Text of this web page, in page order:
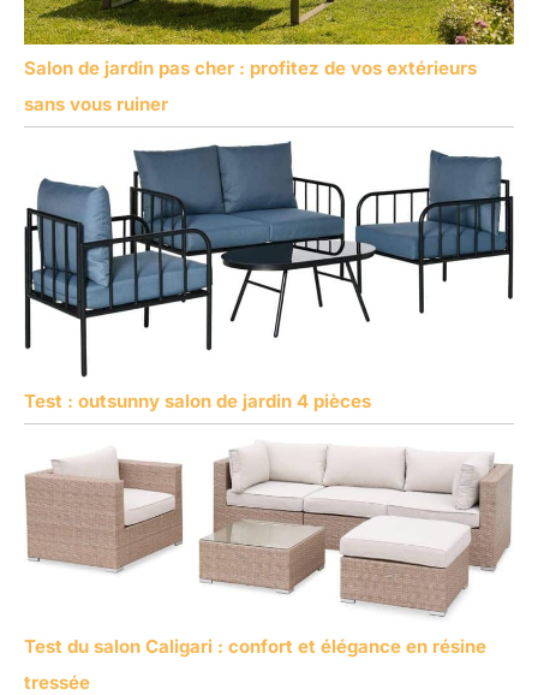
Salon de jardin pas cher : profitez de vos extérieurs
sans vous ruiner
Test : outsunny salon de jardin 4 pièces
Test du salon Caligari : confort et élégance en résine
tressée